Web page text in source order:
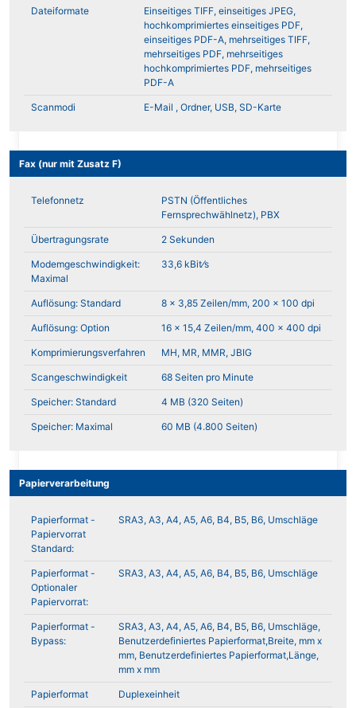
Dateiformate
Einseitiges TIFF, einseitiges JPEG,
hochkomprimiertes einseitiges PDF,
einseitiges PDF-A, mehrseitiges TIFF,
mehrseitiges PDF, mehrseitiges
hochkomprimiertes PDF, mehrseitiges
PDF-A
Scanmodi E-Mail , Ordner, USB, SD-Karte
Fax (nur mit Zusatz F)
Telefonnetz
PSTN (Öffentliches
Fernsprechwählnetz), PBX
Übertragungsrate 2 Sekunden
Modemgeschwindigkeit:
Maximal
33,6 kBit⁄s
Auflösung: Standard 8 x 3,85 Zeilen/mm, 200 x 100 dpi
Auflösung: Option 16 x 15,4 Zeilen/mm, 400 x 400 dpi
Komprimierungsverfahren MH, MR, MMR, JBIG
Scangeschwindigkeit 68 Seiten pro Minute
Speicher: Standard 4 MB (320 Seiten)
Speicher: Maximal 60 MB (4.800 Seiten)
Papierverarbeitung
Papierformat -
Papiervorrat
Standard:
SRA3, A3, A4, A5, A6, B4, B5, B6, Umschläge
Papierformat -
Optionaler
Papiervorrat:
SRA3, A3, A4, A5, A6, B4, B5, B6, Umschläge
Papierformat -
Bypass:
SRA3, A3, A4, A5, A6, B4, B5, B6, Umschläge,
Benutzerdefiniertes Papierformat,Breite, mm x
mm, Benutzerdefiniertes Papierformat,Länge,
mm x mm
Papierformat Duplexeinheit